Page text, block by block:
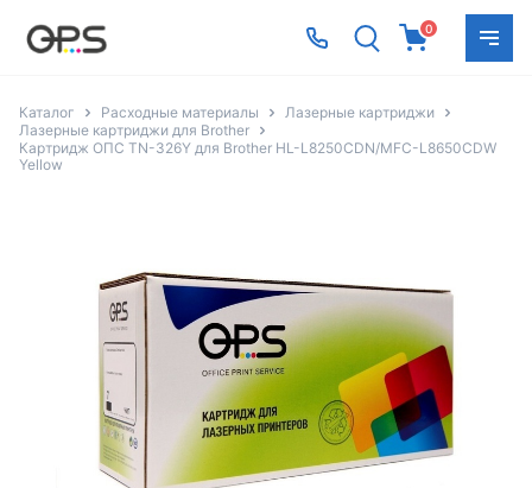
0
Каталог Расходные материалы
Лазерные картриджи
Лазерные картриджи для Brother
Картридж ОПС TN-326Y для Brother HL-L8250CDN/MFC-L8650CDW
Yellow